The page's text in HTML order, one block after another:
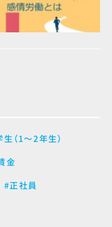
（1～2年生）
金
#正社員